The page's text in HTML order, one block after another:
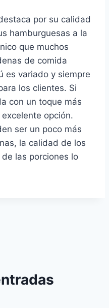
por su calidad
hamburguesas a la
que muchos
de comida
es variado y siempre
los clientes. Si
con un toque más
excelente opción.
ser un poco más
la calidad de los
las porciones lo